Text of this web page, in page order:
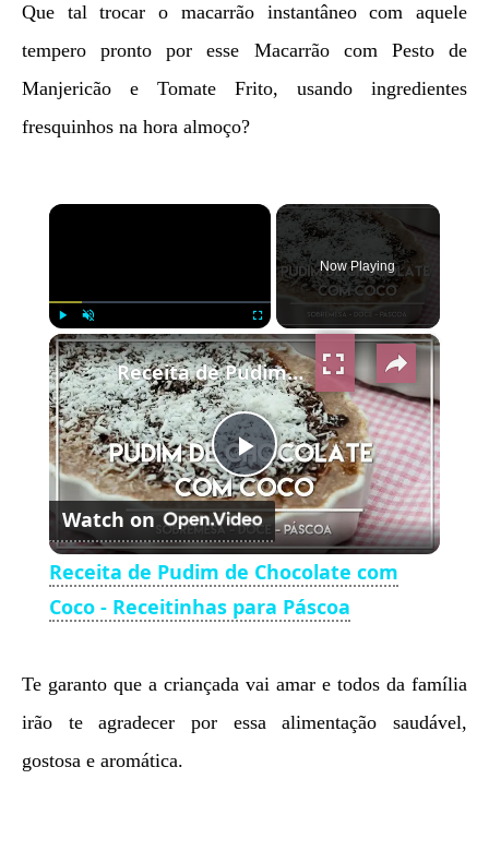
Que tal trocar o macarrão instantâneo com aquele
tempero pronto por esse Macarrão com Pesto de
Manjericão e Tomate Frito, usando ingredientes
fresquinhos na hora almoço?
×
Play Unmute Fullscreen
Now Playing
×
Play
Video
Receita de Pudim de Chocolate com Coco - Receitinhas para Páscoa
Watch on
Receita de Pudim de Chocolate com
Coco - Receitinhas para Páscoa
Te garanto que a criançada vai amar e todos da família
irão te agradecer por essa alimentação saudável,
gostosa e aromática.